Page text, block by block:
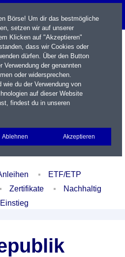
Portfolio Login
ETF/ETP
Zertifikate
Nachhaltig
Einstieg
Börse! Um dir das bestmögliche
setzen wir auf unserer
Klicken auf "Akzeptieren"
dass wir Cookies oder
dürfen. Über den Button
der genannten
oder widersprechen.
wie du der Verwendung von
auf dieser Website
findest du in unseren
Ablehnen Akzeptieren